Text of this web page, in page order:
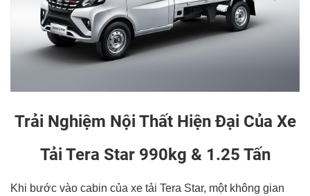
Trải Nghiệm Nội Thất Hiện Đại Của Xe
Tải Tera Star 990kg & 1.25 Tấn
Khi bước vào cabin của xe tải Tera Star, một không gian